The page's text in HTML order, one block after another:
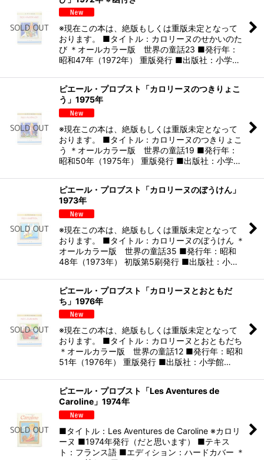
※現在この本は、絶版もしくは重版未定となって
おります。 ■タイトル：カロリーヌのせかいのた
び ＊オールカラー版 世界の童話23 ■発行年：
昭和47年（1972年） 重版発行 ■出版社：小学…
ピエール・プロブスト「カロリーヌのつきりょこ
う」1975年
※現在この本は、絶版もしくは重版未定となって
おります。 ■タイトル：カロリーヌのつきりょこ
う ＊オールカラー版 世界の童話19 ■発行年：
昭和50年（1975年） 重版発行 ■出版社：小学…
ピエール・プロブスト「カロリーヌのぼうけん」
1973年
※現在この本は、絶版もしくは重版未定となって
おります。 ■タイトル：カロリーヌのぼうけん ＊
オールカラー版 世界の童話35 ■発行年：昭和
48年（1973年） 初版第5刷発行 ■出版社：小…
ピエール・プロブスト「カロリーヌとおともだ
ち」1976年
※現在この本は、絶版もしくは重版未定となって
おります。 ■タイトル：カロリーヌとおともだち
＊オールカラー版 世界の童話12 ■発行年：昭和
51年（1976年） 重版発行 ■出版社：小学館…
ピエール・プロブスト「Les Aventures de
Caroline」1974年
■タイトル：Les Aventures de Caroline ※カロリ
ーヌ ■1974年発行（だと思います） ■テキス
ト：フランス語 ■エディション：ハードカバー ＊